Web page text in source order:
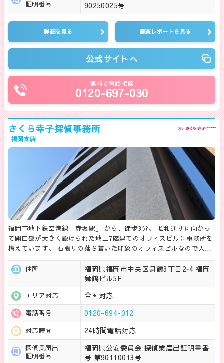
証明番号
90250025号
詳細を見る 調査レポートを見る
公式サイトへ
無料で電話相談
0120-697-030
さくら幸子探偵事務所
福岡支店
福岡市地下鉄空港線「赤坂駅」 から、徒歩3分。 昭和通りに向かっ
て開口部が大きく設けられた地上7階建てのオフィスビルに事務所を
構えています。 石張りの落ち着いた印象のオフィスビルなので入…
住所
福岡県福岡市中央区舞鶴3丁目2‐4 福岡
舞鶴ビル5F
エリア対応 全国対応
電話番号 0120-694-012
対応時間 24時間電話対応
探偵業届出
証明番号
福岡県公安委員会 探偵業届出証明書番
号 第90110013号